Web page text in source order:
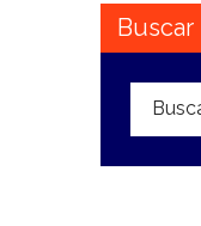
Buscar
Buscar: